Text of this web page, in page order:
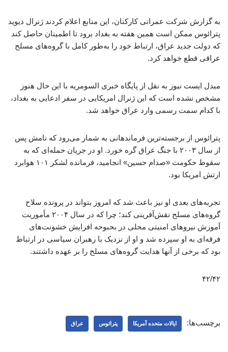
به گزارش شرکت عمرانی کارکنان، این منابع اعلام کردند ژنرال دیوید
پترائوس ممکن است همین هفته به بغداد برود تا اطمینان حاصل کند
که دولت جدید عراق، ارتباط خود را به‌طور کامل با گروه‌های مسلح
عراقی قطع خواهد کرد.
میدل ایست نیوز به نقل از پایگاه خبری السومریه با این حال هنوز
مشخص نشده است که این ژنرال امریکایی در سفر ادعایی به بغداد،
با کدام سمت رسمی وارد عراق خواهد شد.
پترائوس از برجسته‌ترین فرماندهانی به شمار می‌رود که نامش پس
از سال ۲۰۰۳ با جنگ عراق گره خورد. او در جریان حمله‌ای که به
سقوط حکومت «صدام حسین» انجامید، فرمانده لشکر ۱۰۱ هوابرد
ارتش امریکا بود.
تجربه‌های بعدی او نیز باعث شد که امروز بتواند در پرونده سلاح
گروه‌های مسلح نقش‌آفرینی کند؛ چرا که در سال ۲۰۰۴ مأموریت
آموزش نیروهای امنیتی محلی در بحبوحه افزایش خشونت‌های
فرقه‌ای به او سپرده شد و او از نزدیک با رهبران سیاسی‌ در ارتباط
بود که برخی از آنها هدایت گروه‌های مسلح را بر عهده داشتند.
۴۲/۴۲
برچسب‌ها: ایالات متحده آمریکا پترائوس عراق